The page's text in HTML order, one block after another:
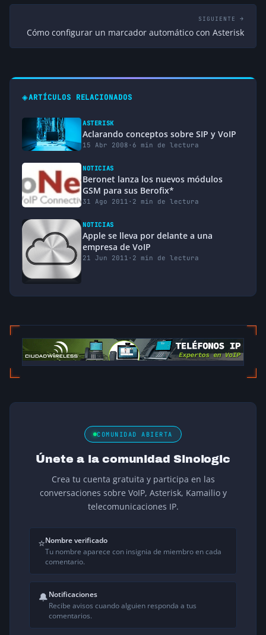
SIGUIENTE →
Cómo configurar un marcador automático con Asterisk
◈ARTÍCULOS RELACIONADOS
ASTERISK
Aclarando conceptos sobre SIP y VoIP
15 Abr 2008 · 6 min de lectura
NOTICIAS
Beronet lanza los nuevos módulos
GSM para sus Berofix*
31 Ago 2011 · 2 min de lectura
NOTICIAS
Apple se lleva por delante a una
empresa de VoIP
21 Jun 2011 · 2 min de lectura
COMUNIDAD ABIERTA
Únete a la comunidad Sinologic
Crea tu cuenta gratuita y participa en las
conversaciones sobre VoIP, Asterisk, Kamailio y
telecomunicaciones IP.
⭐Nombre verificado
Tu nombre aparece con insignia de miembro en cada
comentario.
🔔Notificaciones
Recibe avisos cuando alguien responda a tus
comentarios.